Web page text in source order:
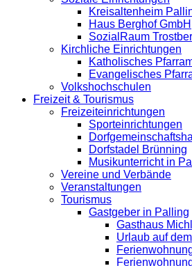
Kreisaltenheim
Haus Berghof GmbH
SozialRaum
Kirchliche Einrichtungen
Katholisches
Evangelisches
Volkshochschulen
Freizeit & Tourismus
Freizeiteinrichtungen
Sporteinrichtungen
Dorfstadel Brünning
Musikunterricht in
Vereine und Verbände
Veranstaltungen
Tourismus
Gastgeber in Palling
Gasthaus
Urlaub auf